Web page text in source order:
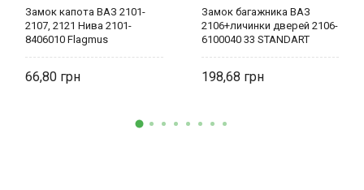
Замок капота ВАЗ 2101-
2107, 2121 Нива 2101-
8406010 Flagmus
66,80
Замок багажника ВАЗ
2106+личинки дверей 2106-
6100040 33 STANDART
198,68